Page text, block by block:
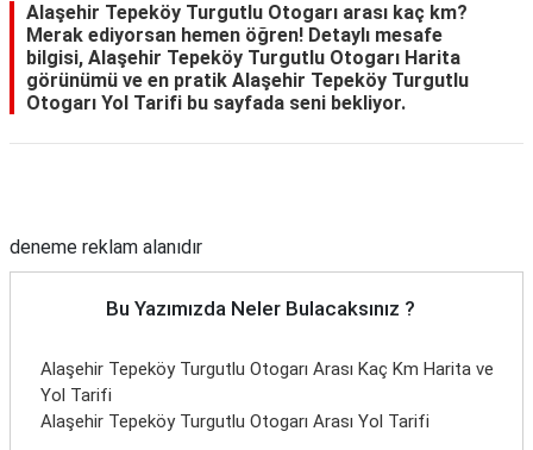
Alaşehir Tepeköy Turgutlu Otogarı arası kaç km?
Merak ediyorsan hemen öğren! Detaylı mesafe
bilgisi, Alaşehir Tepeköy Turgutlu Otogarı Harita
görünümü ve en pratik Alaşehir Tepeköy Turgutlu
Otogarı Yol Tarifi bu sayfada seni bekliyor.
deneme reklam alanıdır
Bu Yazımızda Neler Bulacaksınız ?
Alaşehir Tepeköy Turgutlu Otogarı Arası Kaç Km Harita ve
Yol Tarifi
Alaşehir Tepeköy Turgutlu Otogarı Arası Yol Tarifi